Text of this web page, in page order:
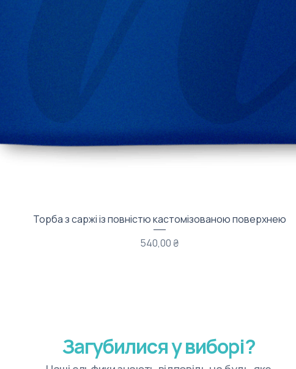
Швидкий перегляд
Торба з саржі із повністю кастомізованою поверхнею
Ціна
540,00 ₴
Загубилися у виборі?